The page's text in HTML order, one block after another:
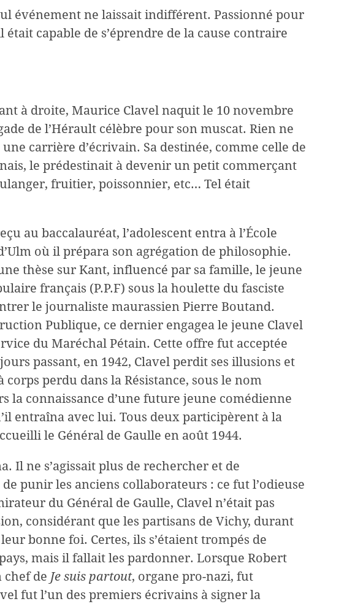
événement ne laissait indifférent. Passionné pour
capable de s’éprendre de la cause contraire
à droite, Maurice Clavel naquit le 10 novembre
de l’Hérault célèbre pour son muscat. Rien ne
carrière d’écrivain. Sa destinée, comme celle de
le prédestinait à devenir un petit commerçant
fruitier, poissonnier, etc… Tel était
au baccalauréat, l’adolescent entra à l’École
où il prépara son agrégation de philosophie.
thèse sur Kant, influencé par sa famille, le jeune
français (P.P.F) sous la houlette du fasciste
le journaliste maurassien Pierre Boutand.
Publique, ce dernier engagea le jeune Clavel
du Maréchal Pétain. Cette offre fut acceptée
passant, en 1942, Clavel perdit ses illusions et
perdu dans la Résistance, sous le nom
la connaissance d’une future jeune comédienne
entraîna avec lui. Tous deux participèrent à la
le Général de Gaulle en août 1944.
Il ne s’agissait plus de rechercher et de
punir les anciens collaborateurs : ce fut l’odieuse
du Général de Gaulle, Clavel n’était pas
considérant que les partisans de Vichy, durant
bonne foi. Certes, ils s’étaient trompés de
mais il fallait les pardonner. Lorsque Robert
chef de Je suis partout, organe pro-nazi, fut
fut l’un des premiers écrivains à signer la